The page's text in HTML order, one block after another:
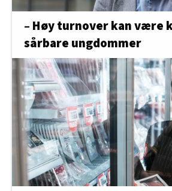
– Høy turnover kan være
sårbare ungdommer